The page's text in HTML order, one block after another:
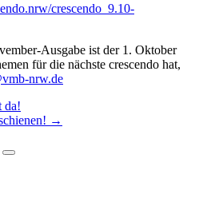
crescendo_9.10-
Ausgabe ist der 1. Oktober
für die nächste crescendo hat,
nrw.de
da!
→